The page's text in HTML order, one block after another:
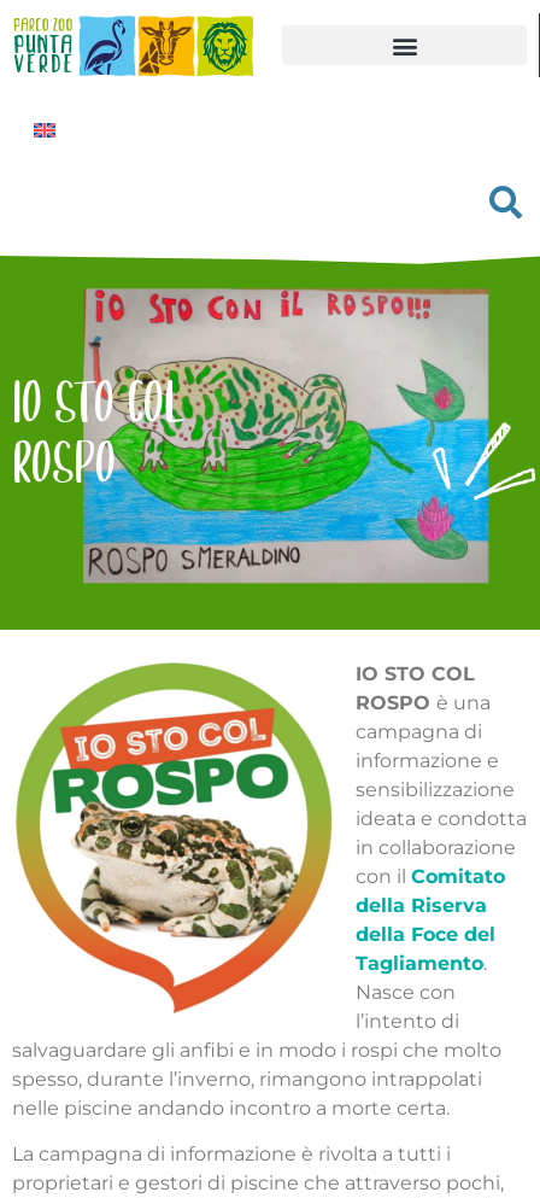
IO STO COL
ROSPO
IO STO COL
ROSPO è una
campagna di
informazione e
sensibilizzazione
ideata e condotta
in collaborazione
con il Comitato
della Riserva
della Foce del
Tagliamento.
Nasce con
l’intento di
salvaguardare gli anfibi e in modo i rospi che molto
spesso, durante l’inverno, rimangono intrappolati
nelle piscine andando incontro a morte certa.
La campagna di informazione è rivolta a tutti i
proprietari e gestori di piscine che attraverso pochi,